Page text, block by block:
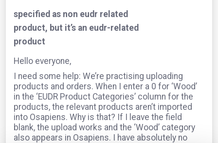
specified as non eudr related
product, but it’s an eudr-related
product
Hello everyone,
I need some help: We’re practising uploading
products and orders. When I enter a 0 for ‘Wood’
in the ‘EUDR Product Categories’ column for the
products, the relevant products aren’t imported
into Osapiens. Why is that? If I leave the field
blank, the upload works and the ‘Wood’ category
also appears in Osapiens. I have absolutely no